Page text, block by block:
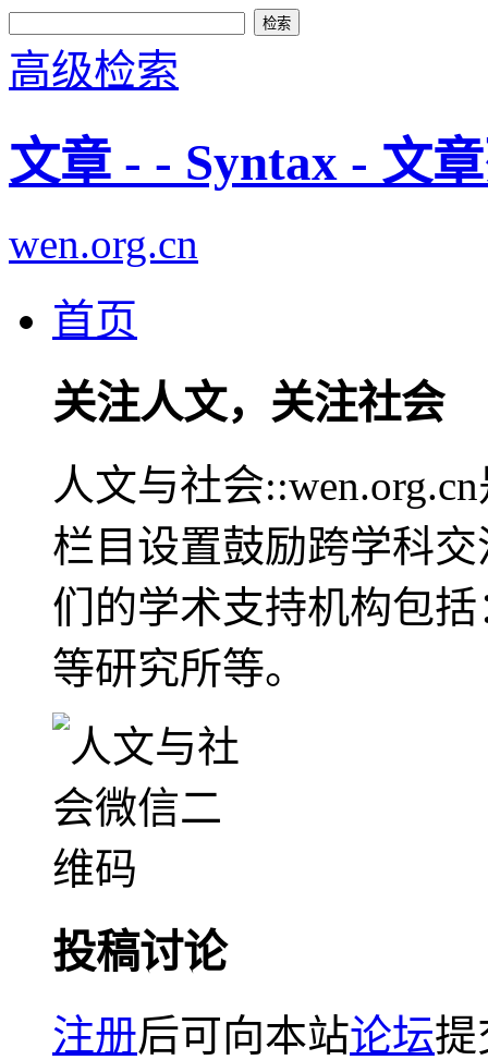
高级检索
文章 - - Syntax - 文
wen.org.cn
首页
关注人文，关注社会
人文与社会
栏目设置鼓励跨学科
们的学术支持机构包
等研究所等。
投稿讨论
注册后可向本站论坛提